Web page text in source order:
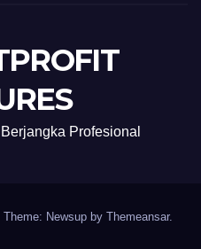
Profesional
Theme: Newsup by Themeansar.